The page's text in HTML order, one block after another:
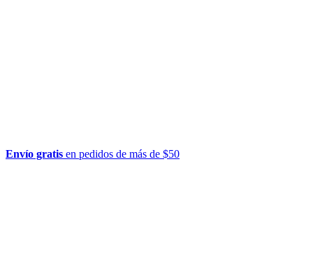
Envío gratis en pedidos de más de $50